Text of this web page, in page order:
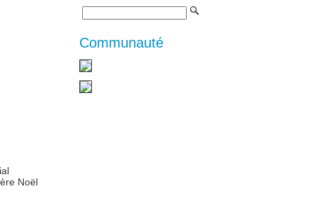
Communauté
Noël